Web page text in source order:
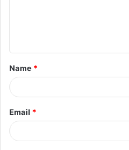
t
*
Name *
Email *